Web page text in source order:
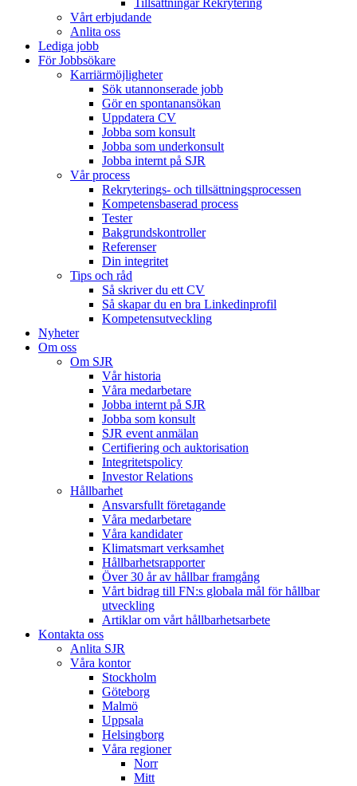
Tillsättningar Rekrytering
Vårt erbjudande
Anlita oss
Lediga jobb
För Jobbsökare
Karriärmöjligheter
Sök utannonserade jobb
Gör en spontanansökan
Uppdatera CV
Jobba som konsult
Jobba som underkonsult
Jobba internt på SJR
Vår process
Rekryterings- och tillsättningsprocessen
Kompetensbaserad process
Tester
Bakgrundskontroller
Referenser
Din integritet
Tips och råd
Så skriver du ett CV
Så skapar du en bra Linkedinprofil
Kompetensutveckling
Nyheter
Om oss
Om SJR
Vår historia
Våra medarbetare
Jobba internt på SJR
Jobba som konsult
SJR event anmälan
Certifiering och auktorisation
Integritetspolicy
Investor Relations
Hållbarhet
Ansvarsfullt företagande
Våra medarbetare
Våra kandidater
Klimatsmart verksamhet
Hållbarhetsrapporter
Över 30 år av hållbar framgång
Vårt bidrag till FN:s globala mål för hållbar
utveckling
Artiklar om vårt hållbarhetsarbete
Kontakta oss
Anlita SJR
Våra kontor
Stockholm
Göteborg
Malmö
Uppsala
Helsingborg
Våra regioner
Norr
Mitt